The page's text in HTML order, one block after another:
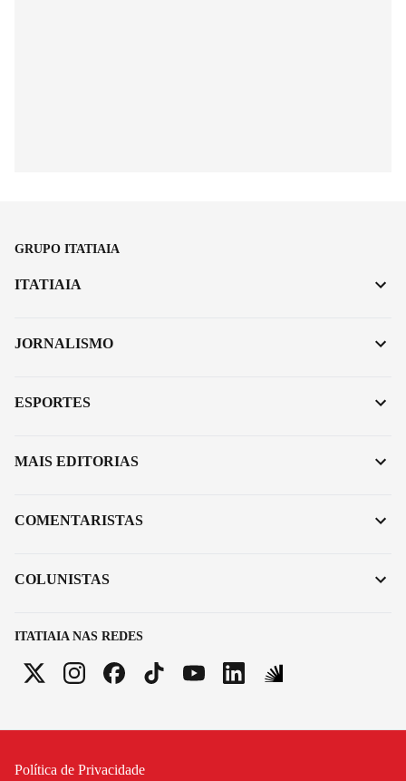
GRUPO ITATIAIA
ITATIAIA NAS REDES
ITATIAIA
JORNALISMO
ESPORTES
MAIS EDITORIAS
COMENTARISTAS
COLUNISTAS
Política de Privacidade